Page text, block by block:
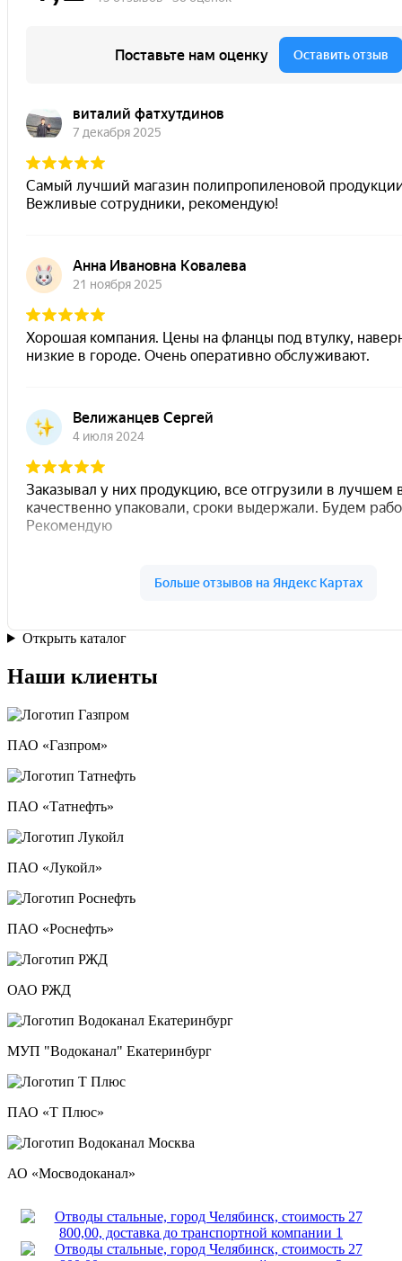
Открыть каталог
Наши клиенты
ПАО «Газпром»
ПАО «Татнефть»
ПАО «Лукойл»
ПАО «Роснефть»
ОАО РЖД
МУП "Водоканал" Екатеринбург
ПАО «Т Плюс»
АО «Мосводоканал»